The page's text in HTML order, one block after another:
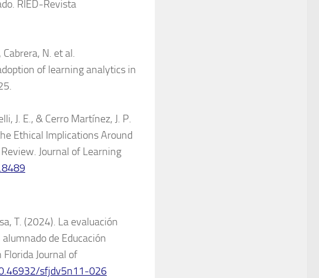
RIED-Revista
N. et al.
of learning analytics in
J. E., & Cerro Martínez, J. P.
Ethical Implications Around
Journal of Learning
T. (2024). La evaluación
de Educación
Journal of
sfjdv5n11-026